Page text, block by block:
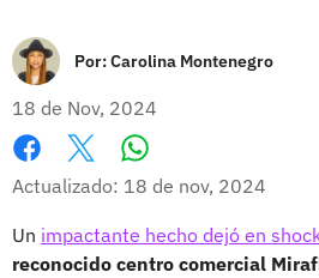
Por:Carolina Montenegro
18 de Nov, 2024
Facebook
X
Actualizado: 18 de nov, 2024
Un impactante hecho dejó en
reconocido centro comercial